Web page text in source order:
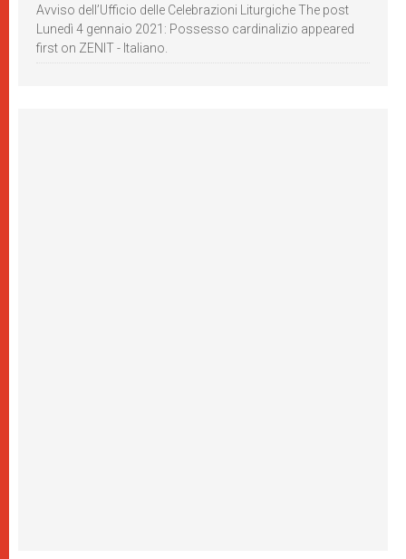
Avviso dell’Ufficio delle Celebrazioni Liturgiche The post
Lunedì 4 gennaio 2021: Possesso cardinalizio appeared
first on ZENIT - Italiano.